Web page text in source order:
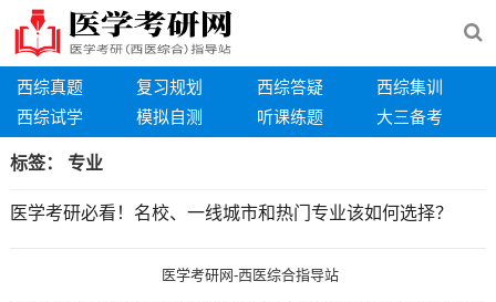
西综真题 复习规划 西综答疑
西综集训
西综试学
模拟自测 听课练题 大三备考
标签： 专业
医学考研必看！名校、一线城市和热门专业该如何选择？
医学考研网-西医综合指导站